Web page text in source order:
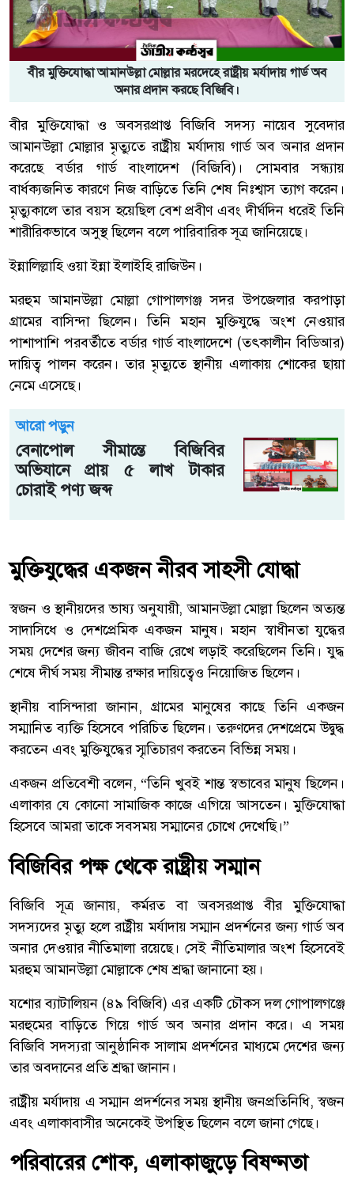
বীর মুক্তিযোদ্ধা আমানউল্লা মোল্লার মরদেহে রাষ্ট্রীয় মর্যাদায় গার্ড অব
অনার প্রদান করছে বিজিবি।
বীর মুক্তিযোদ্ধা ও অবসরপ্রাপ্ত বিজিবি সদস্য নায়েব সুবেদার
আমানউল্লা মোল্লার মৃত্যুতে রাষ্ট্রীয় মর্যাদায় গার্ড অব অনার প্রদান
করেছে বর্ডার গার্ড বাংলাদেশ (বিজিবি)। সোমবার সন্ধ্যায়
বার্ধক্যজনিত কারণে নিজ বাড়িতে তিনি শেষ নিঃশ্বাস ত্যাগ করেন।
মৃত্যুকালে তার বয়স হয়েছিল বেশ প্রবীণ এবং দীর্ঘদিন ধরেই তিনি
শারীরিকভাবে অসুস্থ ছিলেন বলে পারিবারিক সূত্র জানিয়েছে।
ইন্নালিল্লাহি ওয়া ইন্না ইলাইহি রাজিউন।
মরহুম আমানউল্লা মোল্লা গোপালগঞ্জ সদর উপজেলার করপাড়া
গ্রামের বাসিন্দা ছিলেন। তিনি মহান মুক্তিযুদ্ধে অংশ নেওয়ার
পাশাপাশি পরবর্তীতে বর্ডার গার্ড বাংলাদেশে (তৎকালীন বিডিআর)
দায়িত্ব পালন করেন। তার মৃত্যুতে স্থানীয় এলাকায় শোকের ছায়া
নেমে এসেছে।
আরো পড়ুন
বেনাপোল সীমান্তে বিজিবির
অভিযানে প্রায় ৫ লাখ টাকার
চোরাই পণ্য জব্দ
মুক্তিযুদ্ধের একজন নীরব সাহসী যোদ্ধা
স্বজন ও স্থানীয়দের ভাষ্য অনুযায়ী, আমানউল্লা মোল্লা ছিলেন অত্যন্ত
সাদাসিধে ও দেশপ্রেমিক একজন মানুষ। মহান স্বাধীনতা যুদ্ধের
সময় দেশের জন্য জীবন বাজি রেখে লড়াই করেছিলেন তিনি। যুদ্ধ
শেষে দীর্ঘ সময় সীমান্ত রক্ষার দায়িত্বেও নিয়োজিত ছিলেন।
স্থানীয় বাসিন্দারা জানান, গ্রামের মানুষের কাছে তিনি একজন
সম্মানিত ব্যক্তি হিসেবে পরিচিত ছিলেন। তরুণদের দেশপ্রেমে উদ্বুদ্ধ
করতেন এবং মুক্তিযুদ্ধের স্মৃতিচারণ করতেন বিভিন্ন সময়।
একজন প্রতিবেশী বলেন, “তিনি খুবই শান্ত স্বভাবের মানুষ ছিলেন।
এলাকার যে কোনো সামাজিক কাজে এগিয়ে আসতেন। মুক্তিযোদ্ধা
হিসেবে আমরা তাকে সবসময় সম্মানের চোখে দেখেছি।”
বিজিবির পক্ষ থেকে রাষ্ট্রীয় সম্মান
বিজিবি সূত্র জানায়, কর্মরত বা অবসরপ্রাপ্ত বীর মুক্তিযোদ্ধা
সদস্যদের মৃত্যু হলে রাষ্ট্রীয় মর্যাদায় সম্মান প্রদর্শনের জন্য গার্ড অব
অনার দেওয়ার নীতিমালা রয়েছে। সেই নীতিমালার অংশ হিসেবেই
মরহুম আমানউল্লা মোল্লাকে শেষ শ্রদ্ধা জানানো হয়।
যশোর ব্যাটালিয়ন (৪৯ বিজিবি) এর একটি চৌকস দল গোপালগঞ্জে
মরহুমের বাড়িতে গিয়ে গার্ড অব অনার প্রদান করে। এ সময়
বিজিবি সদস্যরা আনুষ্ঠানিক সালাম প্রদর্শনের মাধ্যমে দেশের জন্য
তার অবদানের প্রতি শ্রদ্ধা জানান।
রাষ্ট্রীয় মর্যাদায় এ সম্মান প্রদর্শনের সময় স্থানীয় জনপ্রতিনিধি, স্বজন
এবং এলাকাবাসীর অনেকেই উপস্থিত ছিলেন বলে জানা গেছে।
পরিবারের শোক, এলাকাজুড়ে বিষণ্নতা